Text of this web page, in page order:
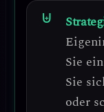
Sie
Sie
oder